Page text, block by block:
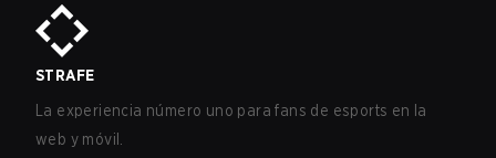
STRAFE
La experiencia número uno para fans de esports en la
web y móvil.